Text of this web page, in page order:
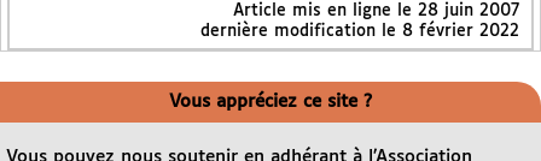
Article mis en ligne le 28 juin 2007
dernière modification le 8 février 2022
Vous appréciez ce site ?
Vous pouvez nous soutenir en adhérant à l’Association